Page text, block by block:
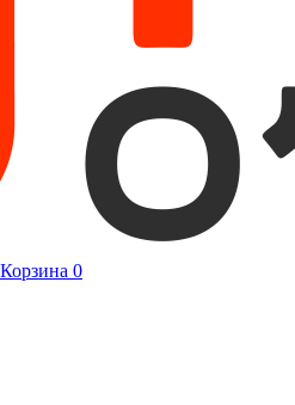
Корзина 0